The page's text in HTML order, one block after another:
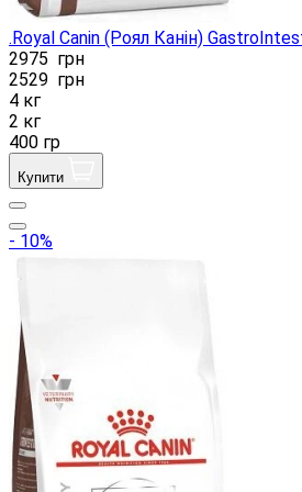
.Royal Canin (Роял Канін)
2975 грн
2529 грн
4 кг
2 кг
400 гр
Купити
- 10%